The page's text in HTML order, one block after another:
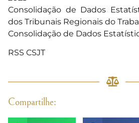
Consolidação de Dados
dos Tribunais Regionais do
Consolidação de Dados
RSS CSJT
Compartilhe: